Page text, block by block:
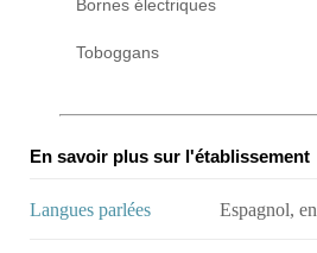
Bornes électriques
Toboggans
En savoir plus sur l'établissement
Langues parlées Espagnol, en